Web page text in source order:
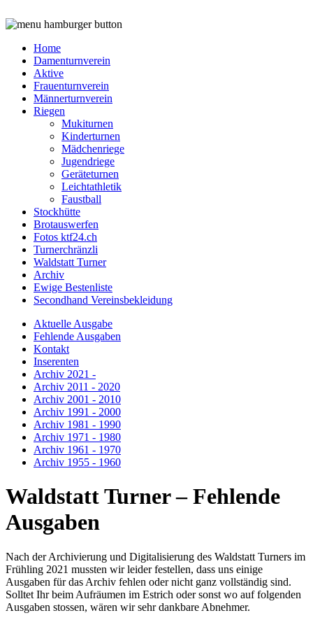
Home
Damenturnverein
Aktive
Frauenturnverein
Männerturnverein
Riegen
Mukiturnen
Kinderturnen
Mädchenriege
Jugendriege
Geräteturnen
Leichtathletik
Faustball
Stockhütte
Brotauswerfen
Fotos ktf24.ch
Turnerchränzli
Waldstatt Turner
Archiv
Ewige Bestenliste
Secondhand Vereinsbekleidung
Aktuelle Ausgabe
Fehlende Ausgaben
Kontakt
Inserenten
Archiv 2021 -
Archiv 2011 - 2020
Archiv 2001 - 2010
Archiv 1991 - 2000
Archiv 1981 - 1990
Archiv 1971 - 1980
Archiv 1961 - 1970
Archiv 1955 - 1960
Waldstatt Turner – Fehlende
Ausgaben
Nach der Archivierung und Digitalisierung des Waldstatt Turners im
Frühling 2021 mussten wir leider festellen, dass uns einige
Ausgaben für das Archiv fehlen oder nicht ganz vollständig sind.
Solltet Ihr beim Aufräumen im Estrich oder sonst wo auf folgenden
Ausgaben stossen, wären wir sehr dankbare Abnehmer.